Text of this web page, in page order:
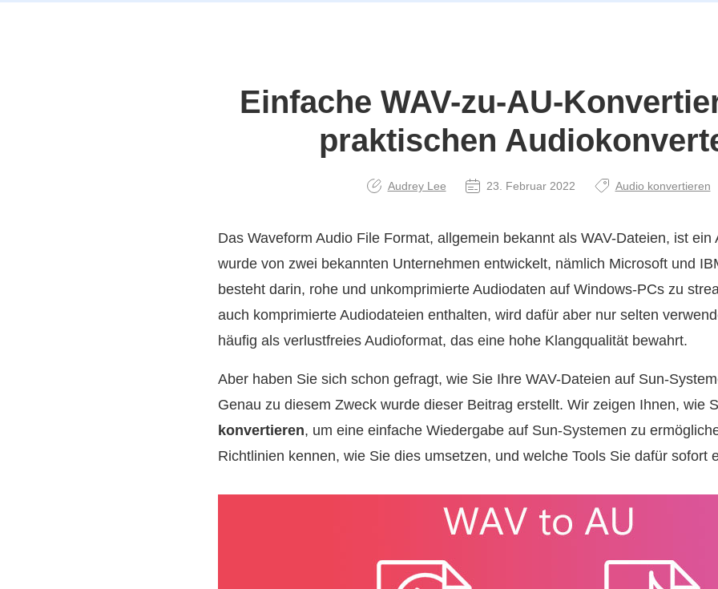
Einfache WAV-zu-AU-
praktischen
Audrey Lee 23. Februar 2022 Audio konvertieren
Das Waveform Audio File Format, allgemein bekannt als WAV-Dateien, ist ein
wurde von zwei bekannten Unternehmen entwickelt, nämlich Microsoft und
besteht darin, rohe und unkomprimierte Audiodaten auf Windows-PCs zu
auch komprimierte Audiodateien enthalten, wird dafür aber nur selten
häufig als verlustfreies Audioformat, das eine hohe Klangqualität bewahrt.
Aber haben Sie sich schon gefragt, wie Sie Ihre WAV-Dateien auf Sun-
Genau zu diesem Zweck wurde dieser Beitrag erstellt. Wir zeigen Ihnen, wie
konvertieren, um eine einfache Wiedergabe auf Sun-Systemen zu
Richtlinien kennen, wie Sie dies umsetzen, und welche Tools Sie dafür sofort